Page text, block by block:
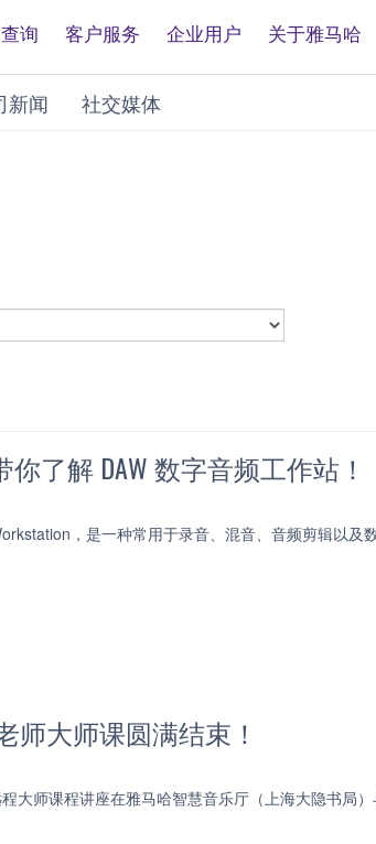
询 客户服务 企业用户 关于雅马哈
新闻 社交媒体
了解 DAW 数字音频工作站！
，是一种常用于录音、混音、音频剪辑以及
师大师课圆满结束！
大师课程讲座在雅马哈智慧音乐厅（上海大隐书局）